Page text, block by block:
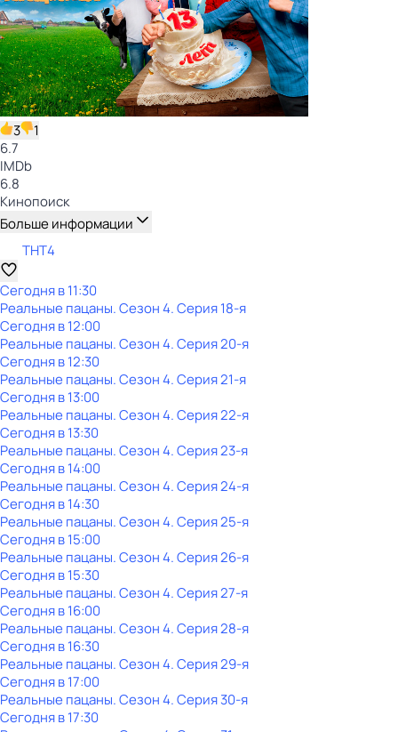
3
1
6.7
IMDb
6.8
Кинопоиск
Больше информации
ТНТ4
Сегодня в 11:30
Реальные пацаны. Сезон 4. Серия 18-я
Сегодня в 12:00
Реальные пацаны. Сезон 4. Серия 20-я
Сегодня в 12:30
Реальные пацаны. Сезон 4. Серия 21-я
Сегодня в 13:00
Реальные пацаны. Сезон 4. Серия 22-я
Сегодня в 13:30
Реальные пацаны. Сезон 4. Серия 23-я
Сегодня в 14:00
Реальные пацаны. Сезон 4. Серия 24-я
Сегодня в 14:30
Реальные пацаны. Сезон 4. Серия 25-я
Сегодня в 15:00
Реальные пацаны. Сезон 4. Серия 26-я
Сегодня в 15:30
Реальные пацаны. Сезон 4. Серия 27-я
Сегодня в 16:00
Реальные пацаны. Сезон 4. Серия 28-я
Сегодня в 16:30
Реальные пацаны. Сезон 4. Серия 29-я
Сегодня в 17:00
Реальные пацаны. Сезон 4. Серия 30-я
Сегодня в 17:30